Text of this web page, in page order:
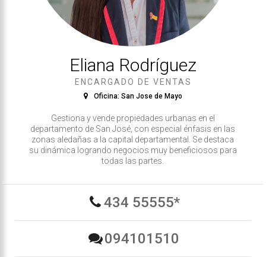
Eliana Rodríguez
ENCARGADO DE VENTAS
Oficina: San Jose de Mayo
Gestiona y vende propiedades urbanas en el
departamento de San José, con especial énfasis en las
zonas aledañas a la capital departamental. Se destaca
su dinámica logrando negocios muy beneficiosos para
todas las partes.
434 55555*
094101510